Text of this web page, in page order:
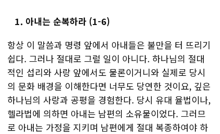
1. 아내는 순복하라 (1-6)
항상 이 말씀과 명령 앞에서 아내들은 불만을 터 뜨리기
쉽다. 그러나 절대로 그럴 일이 아니다. 하나님의 절대
적인 섭리와 사랑 앞에서도 물론이거니와 실제로 당시
의 문화 배경을 이해한다면 너무도 당연한 것이요, 깊은
하나님의 사랑과 공평을 경험한다. 당시 유대 율법이나,
헬라법에 의하면 아내는 남편의 소유물이었다. 그러므
로 아내는 가정을 지키며 남편에게 절대 복종하여야 하